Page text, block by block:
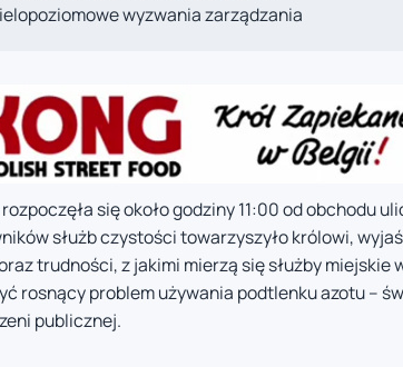
wyzwania zarządzania
się około godziny 11:00 od obchodu
służb czystości towarzyszyło królowi,
trudności, z jakimi mierzą się służby miejskie
rosnący problem używania podtlenku azotu –
publicznej.